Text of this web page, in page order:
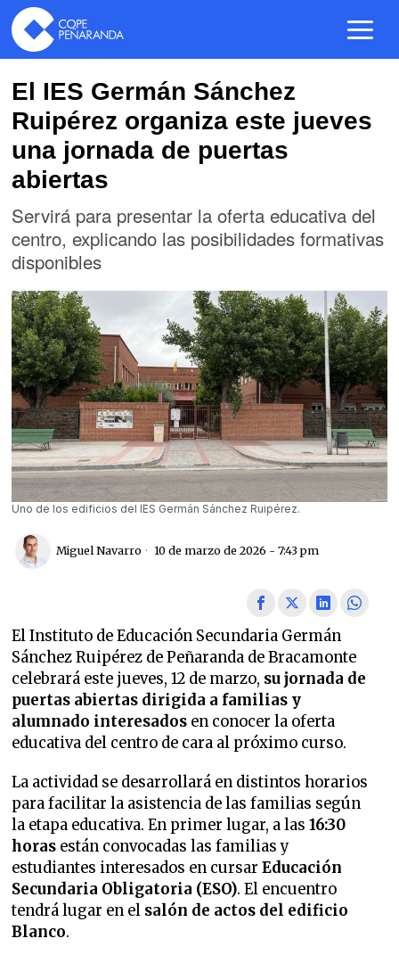
El IES Germán Sánchez
Ruipérez organiza este jueves
una jornada de puertas
abiertas
Servirá para presentar la oferta educativa del
centro, explicando las posibilidades formativas
disponibles
Uno de los edificios del IES Germán Sánchez Ruipérez.
Miguel Navarro 10 de marzo de 2026 - 7:43 pm
El Instituto de Educación Secundaria Germán
Sánchez Ruipérez de Peñaranda de Bracamonte
celebrará este jueves, 12 de marzo, su jornada de
puertas abiertas dirigida a familias y
alumnado interesados en conocer la oferta
educativa del centro de cara al próximo curso.
La actividad se desarrollará en distintos horarios
para facilitar la asistencia de las familias según
la etapa educativa. En primer lugar, a las16:30
horas están convocadas las familias y
estudiantes interesados en cursarEducación
Secundaria Obligatoria (ESO). El encuentro
tendrá lugar en el salón de actos del edificio
Blanco.